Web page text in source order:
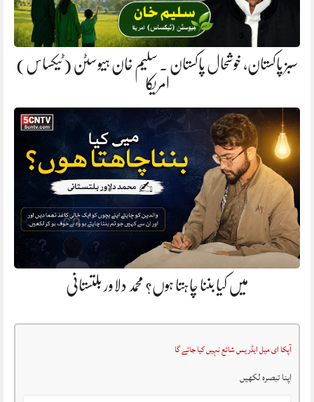
سبز پاکستان، خوشحال پاکستان . سلیم خان ہیوسٹن (ٹیکساس)
امریکا
میں کیا بننا چاہتا ہوں؟ محمد دلاور بلتستانی
آپکا ای میل ایڈریس شائع نہیں کیا جائے گا
اپنا تبصرہ لکھیں